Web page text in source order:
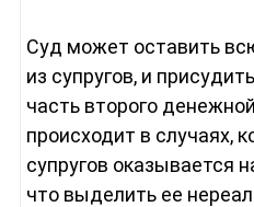
Суд может оставить
из супругов, и
часть второго
происходит в случаях,
супругов оказывается
что выделить ее